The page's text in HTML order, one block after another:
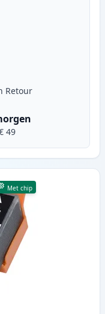
33XL
Retour
49
Met chip